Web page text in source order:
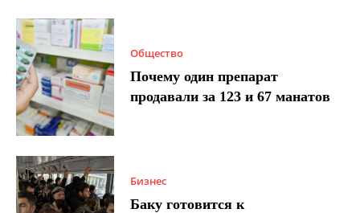
Общество
Почему один препарат
продавали за 123 и 67 манатов
Бизнес
Баку готовится к